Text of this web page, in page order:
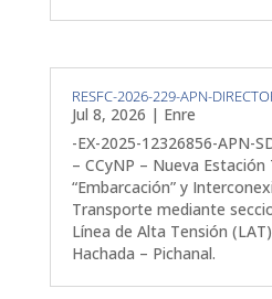
RESFC-2026-229-APN-
Jul 8, 2026 | Enre
-EX-2025-12326856-APN-
– CCyNP – Nueva
“Embarcación” y
Transporte mediante
Línea de Alta Tensión
Hachada – Pichanal.